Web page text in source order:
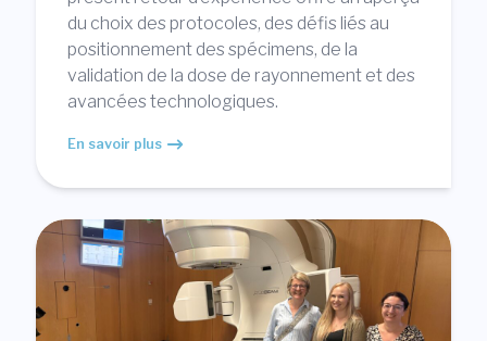
du choix des protocoles, des défis liés au
positionnement des spécimens, de la
validation de la dose de rayonnement et des
avancées technologiques.
En savoir plus